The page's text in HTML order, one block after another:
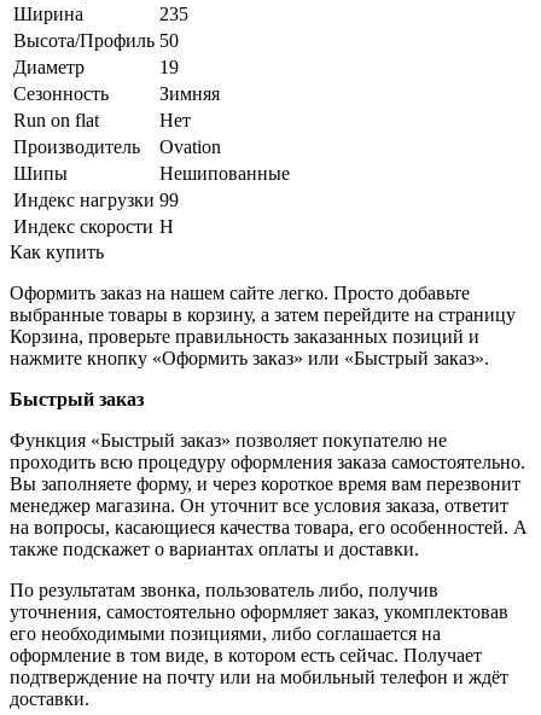
Ширина
235
Высота/Профиль 50
Диаметр
19
Сезонность
Зимняя
Run on flat
Нет
Производитель
Ovation
Шипы
Нешипованные
Индекс нагрузки 99
Индекс скорости H
Как купить
Оформить заказ на нашем сайте легко. Просто добавьте
выбранные товары в корзину, а затем перейдите на страницу
Корзина, проверьте правильность заказанных позиций и
нажмите кнопку «Оформить заказ» или «Быстрый заказ».
Быстрый заказ
Функция «Быстрый заказ» позволяет покупателю не
проходить всю процедуру оформления заказа самостоятельно.
Вы заполняете форму, и через короткое время вам перезвонит
менеджер магазина. Он уточнит все условия заказа, ответит
на вопросы, касающиеся качества товара, его особенностей. А
также подскажет о вариантах оплаты и доставки.
По результатам звонка, пользователь либо, получив
уточнения, самостоятельно оформляет заказ, укомплектовав
его необходимыми позициями, либо соглашается на
оформление в том виде, в котором есть сейчас. Получает
подтверждение на почту или на мобильный телефон и ждёт
доставки.